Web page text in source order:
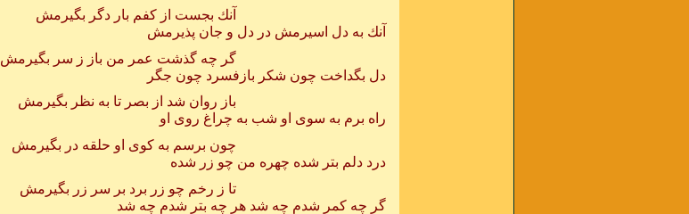
آنك بجست از كفم بار دگر بگيرمش
آنك به دل اسيرمش در دل و جان پذيرمش
گر چه گذشت عمر من باز ز سر بگيرمش
دل بگداخت چون شكر بازفسرد چون جگر
باز روان شد از بصر تا به نظر بگيرمش
راه برم به سوى او شب به چراغ روى او
چون برسم به كوى او حلقه در بگيرمش
درد دلم بتر شده چهره من چو زر شده
تا ز رخم چو زر برد بر سر زر بگيرمش
گر چه كمر شدم چه شد هر چه بتر شدم چه شد